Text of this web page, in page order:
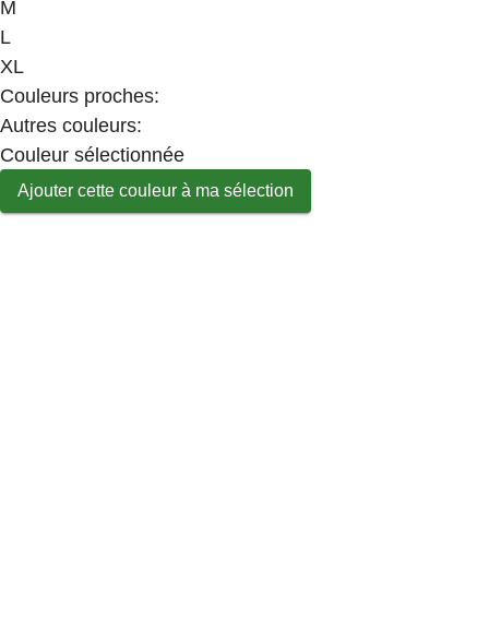
M
L
XL
Couleurs proches:
Autres couleurs:
Couleur sélectionnée
Ajouter cette couleur à ma sélection